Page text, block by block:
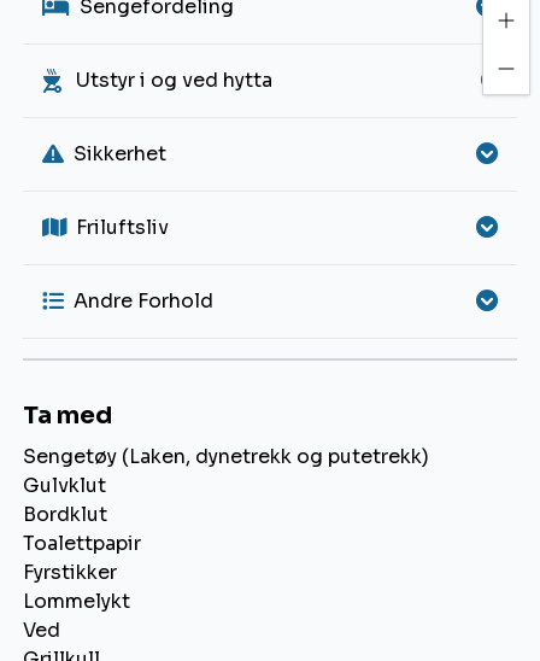
Sengefordeling
Utstyr i og ved hytta
Sikkerhet
Friluftsliv
Andre Forhold
Ta med
Sengetøy (Laken, dynetrekk og putetrekk)
Gulvklut
Bordklut
Toalettpapir
Fyrstikker
Lommelykt
Ved